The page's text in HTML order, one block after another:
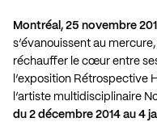
Montréal, 25 novembre
s’évanouissent au
réchauffer le cœur entre
l’exposition Rétrospective
l’artiste multidisciplinaire
du 2 décembre 2014 au 4